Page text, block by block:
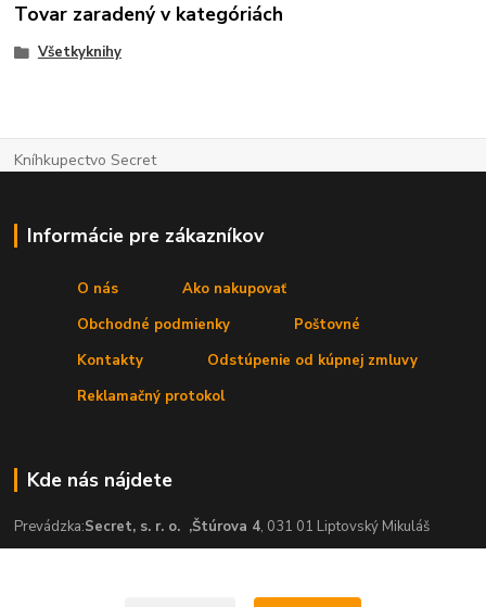
Tovar zaradený v kategóriách
Všetkyknihy
Kníhkupectvo Secret
Informácie pre zákazníkov
O nás
Ako nakupovať
Obchodné podmienky
Poštovné
Kontakty
Odstúpenie od kúpnej zmluvy
Reklamačný protokol
Kde nás nájdete
Prevádzka:Secret, s. r. o. ,Štúrova 4, 031 01 Liptovský Mikuláš